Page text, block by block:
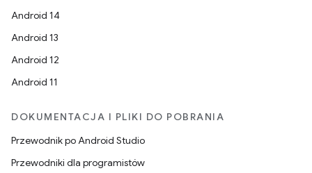
Android 14
Android 13
Android 12
Android 11
DOKUMENTACJA I PLIKI DO POBRANIA
Przewodnik po Android Studio
Przewodniki dla programistów